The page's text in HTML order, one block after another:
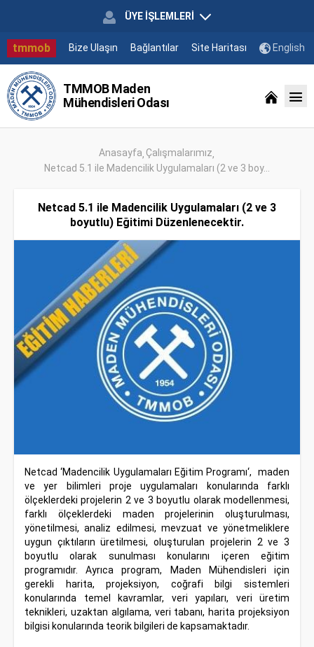
ÜYE İŞLEMLERİ
tmmob Bize Ulaşın Bağlantılar Site Haritası English
TMMOB Maden
Mühendisleri Odası
Anasayfa Çalışmalarımız
Netcad 5.1 ile Madencilik Uygulamaları (2 ve 3 boy...
Netcad 5.1 ile Madencilik Uygulamaları (2 ve 3
boyutlu) Eğitimi Düzenlenecektir.
Netcad ‘Madencilik Uygulamaları Eğitim Programı‘, maden
ve yer bilimleri proje uygulamaları konularında farklı
ölçeklerdeki projelerin 2 ve 3 boyutlu olarak modellenmesi,
farklı ölçeklerdeki maden projelerinin oluşturulması,
yönetilmesi, analiz edilmesi, mevzuat ve yönetmeliklere
uygun çıktıların üretilmesi, oluşturulan projelerin 2 ve 3
boyutlu olarak sunulması konularını içeren eğitim
programıdır. Ayrıca program, Maden Mühendisleri için
gerekli harita, projeksiyon, coğrafi bilgi sistemleri
konularında temel kavramlar, veri yapıları, veri üretim
teknikleri, uzaktan algılama, veri tabanı, harita projeksiyon
bilgisi konularında teorik bilgileri de kapsamaktadır.